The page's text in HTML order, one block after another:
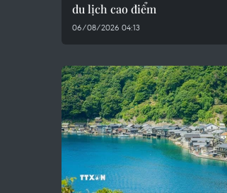
du lịch cao điểm
06/08/2026 04:13